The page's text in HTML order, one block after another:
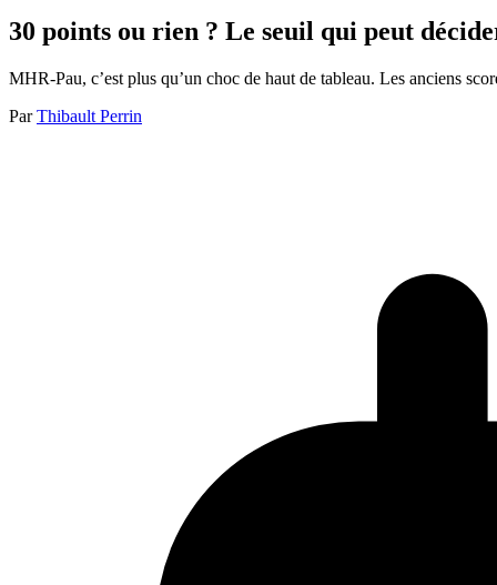
30 points ou rien ? Le seuil qui peut
MHR-Pau, c’est plus qu’un choc de haut de tableau. Les anciens
Par Thibault Perrin